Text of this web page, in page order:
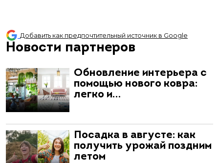
Добавить как предпочтительный источник в Google
Новости партнеров
Обновление интерьера с
помощью нового ковра:
легко и…
Посадка в августе: как
получить урожай поздним
летом